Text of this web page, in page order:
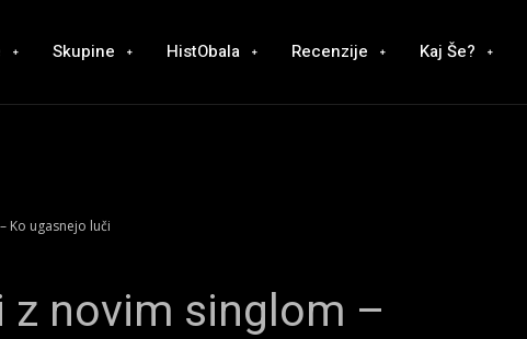
Skupine HistObala Recenzije Kaj Še?
Ko ugasnejo luči
z novim singlom –